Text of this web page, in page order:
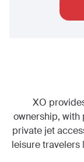
XO
ownership, with
private jet
leisure travelers